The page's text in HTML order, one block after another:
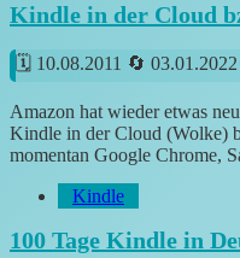
Kindle in der Cloud
10.08.2011 03.01.2022
Amazon hat wieder etwas
Kindle in der Cloud (Wolke)
momentan Google Chrome,
Kindle
100 Tage Kindle in